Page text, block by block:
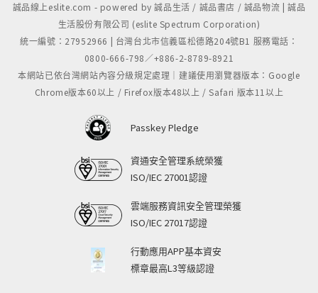
誠品線上eslite.com - powered by 誠品生活 / 誠品書店 / 誠品物流 | 誠品
生活股份有限公司 (eslite Spectrum Corporation)
統一編號：27952966 | 台灣台北市信義區松德路204號B1 服務電話：
0800-666-798／+886-2-8789-8921
本網站已依台灣網站內容分級規定處理｜建議使用瀏覽器版本：Google
Chrome版本60以上 / Firefox版本48以上 / Safari 版本11以上
Passkey Pledge
資通安全管理系統榮獲
ISO/IEC 27001認證
雲端服務資訊安全管理榮獲
ISO/IEC 27017認證
行動應用APP基本資安
標章最高L3等級認證